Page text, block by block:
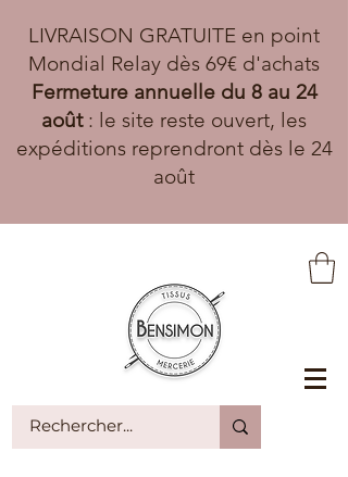
LIVRAISON GRATUITE en point
Mondial Relay dès 69€ d'achats
Fermeture annuelle du 8 au 24
août: le site reste ouvert, les
expéditions reprendront dès le 24
août